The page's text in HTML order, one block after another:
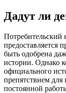
Дадут ли
Потребительский
предоставляется
быть одобрена
истории. Однако
официального
препятствием
постоянной